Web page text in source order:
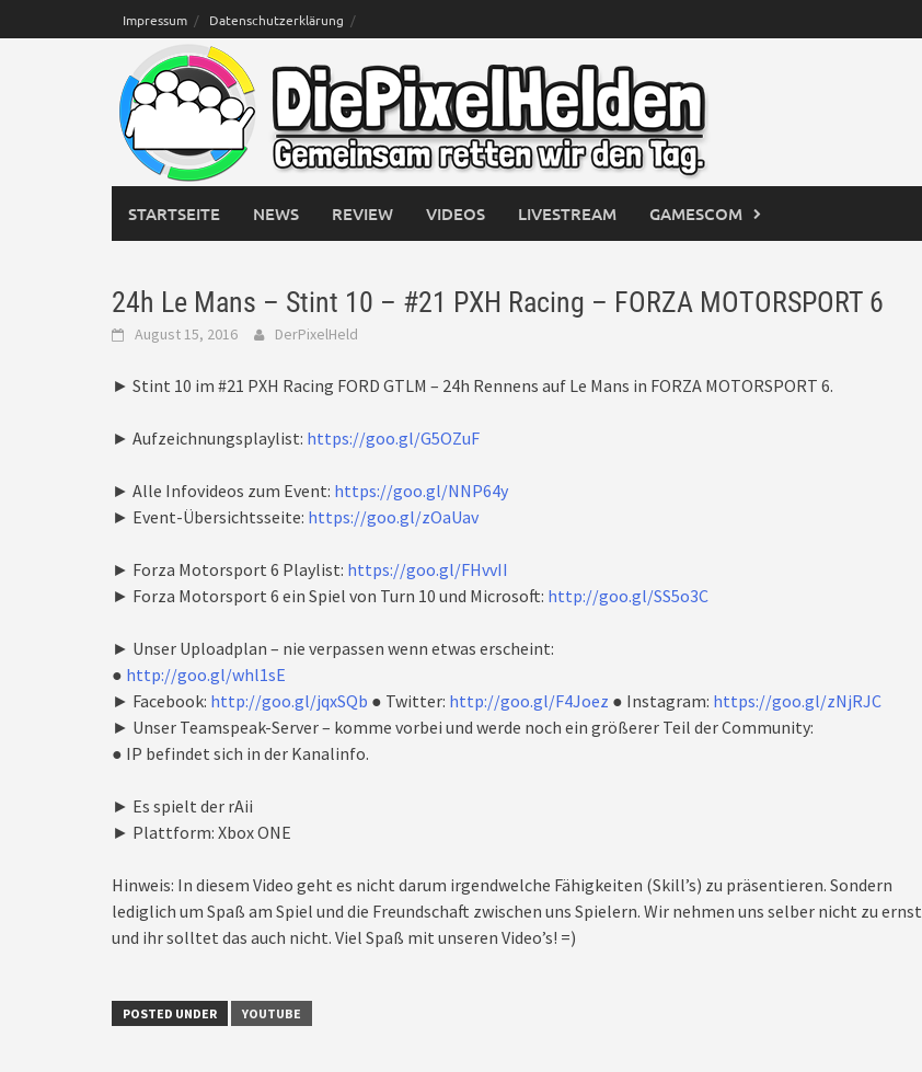
to
Impressum Datenschutzerklärung
STARTSEITE NEWS REVIEW VIDEOS LIVESTREAM GAMESCOM
24h Le Mans – Stint 10 – #21 PXH Racing – FORZA MOTORSPORT 6
August 15, 2016 DerPixelHeld
► Stint 10 im #21 PXH Racing FORD GTLM – 24h Rennens auf Le Mans in FORZA MOTORSPORT 6.
► Aufzeichnungsplaylist: https://goo.gl/G5OZuF
► Alle Infovideos zum Event: https://goo.gl/NNP64y
► Event-Übersichtsseite: https://goo.gl/zOaUav
► Forza Motorsport 6 Playlist: https://goo.gl/FHvvII
► Forza Motorsport 6 ein Spiel von Turn 10 und Microsoft: http://goo.gl/SS5o3C
► Unser Uploadplan – nie verpassen wenn etwas erscheint:
● http://goo.gl/whl1sE
► Facebook: http://goo.gl/jqxSQb ● Twitter: http://goo.gl/F4Joez ● Instagram: https://goo.gl/zNjRJC
► Unser Teamspeak-Server – komme vorbei und werde noch ein größerer Teil der Community:
● IP befindet sich in der Kanalinfo.
► Es spielt der rAii
► Plattform: Xbox ONE
Hinweis: In diesem Video geht es nicht darum irgendwelche Fähigkeiten (Skill’s) zu präsentieren. Sondern
lediglich um Spaß am Spiel und die Freundschaft zwischen uns Spielern. Wir nehmen uns selber nicht zu ernst
und ihr solltet das auch nicht. Viel Spaß mit unseren Video’s! =)
POSTED UNDER YOUTUBE